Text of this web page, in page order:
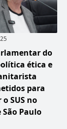
do
ética e
para
SUS no
São Paulo